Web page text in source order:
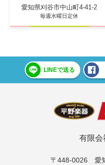
愛知県刈谷市中山町4-41-2
毎週水曜日定休
LINEで送る
有限会
〒448-0026 愛